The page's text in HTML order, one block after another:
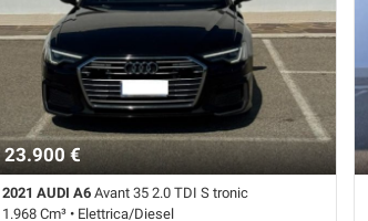
Climatizzatore • Controllo trazione • ESP • Frenata
d'emergenza assistita • Immobilizzatore elettronico
• Sensore di luce • Sensore di pioggia • Sensori di
parcheggio posteriori • Servosterzo • Specchietti
laterali elettrici
23.900 €
2021 AUDI A6Avant 35 2.0 TDI S tronic
1.968 Cm³ • Elettrica/Diesel